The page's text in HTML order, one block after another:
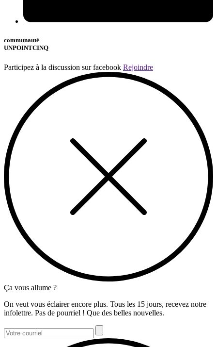
communauté
UNPOINTCINQ
Participez à la discussion sur facebook Rejoindre
Ça vous allume ?
On veut vous éclairer encore plus. Tous les 15 jours, recevez notre
infolettre. Pas de pourriel ! Que des belles nouvelles.